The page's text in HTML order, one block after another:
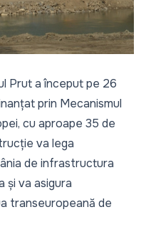
Prut a început pe 26
prin Mecanismul
cu aproape 35 de
va lega
de infrastructura
și va asigura
transeuropeană de